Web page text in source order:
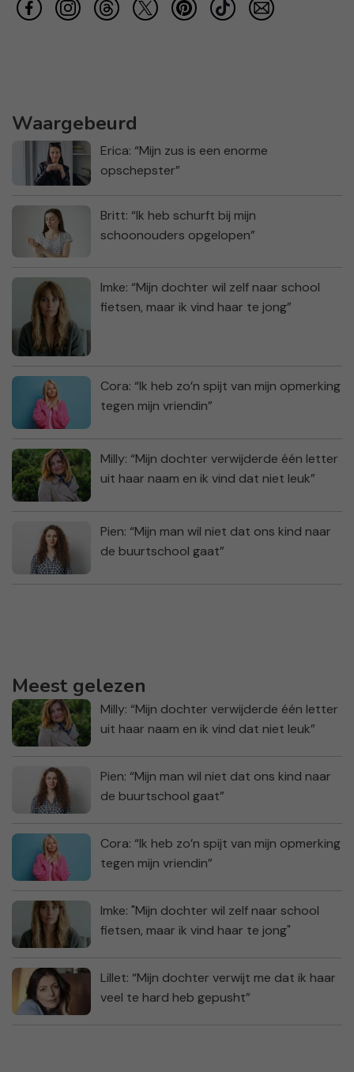
Waargebeurd
Erica: “Mijn zus is een enorme
opschepster”
Britt: “Ik heb schurft bij mijn
schoonouders opgelopen”
Imke: “Mijn dochter wil zelf naar school
fietsen, maar ik vind haar te jong”
Cora: “Ik heb zo’n spijt van mijn opmerking
tegen mijn vriendin”
Milly: “Mijn dochter verwijderde één letter
uit haar naam en ik vind dat niet leuk”
Pien: “Mijn man wil niet dat ons kind naar
de buurtschool gaat”
Meest gelezen
Milly: “Mijn dochter verwijderde één letter
uit haar naam en ik vind dat niet leuk”
Pien: “Mijn man wil niet dat ons kind naar
de buurtschool gaat”
Cora: “Ik heb zo’n spijt van mijn opmerking
tegen mijn vriendin”
Imke: "Mijn dochter wil zelf naar school
fietsen, maar ik vind haar te jong"
Lillet: “Mijn dochter verwijt me dat ik haar
veel te hard heb gepusht”